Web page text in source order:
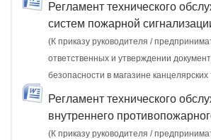
Регламент технического
систем пожарной
(К приказу руководителя /
ответственных и утверждении
безопасности в магазине канцелярских
Регламент технического
внутреннего
(К приказу руководителя /